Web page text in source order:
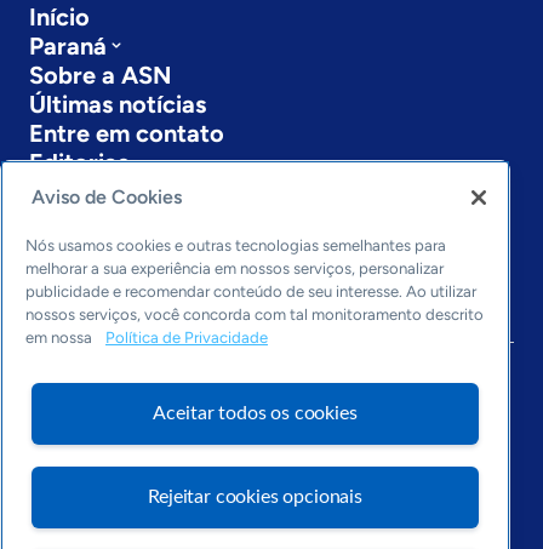
Início
Paraná
Sobre a ASN
Últimas notícias
Entre em contato
Editorias
Economia & Política
Inovação & Tecnologia
Cultura empreendedora
Dados
Arquivo
Aviso de Cookies
Nós usamos cookies e outras tecnologias semelhantes para
melhorar a sua experiência em nossos serviços, personalizar
publicidade e recomendar conteúdo de seu interesse. Ao utilizar
nossos serviços, você concorda com tal monitoramento descrito
em nossa
Política de Privacidade
Aceitar todos os cookies
Rejeitar cookies opcionais